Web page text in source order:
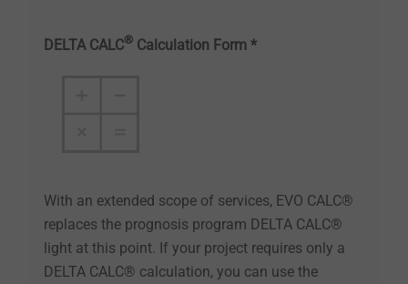
DELTA CALC® Calculation Form *
With an extended scope of services, EVO CALC®
replaces the prognosis program DELTA CALC®
light at this point. If your project requires only a
DELTA CALC® calculation, you can use the